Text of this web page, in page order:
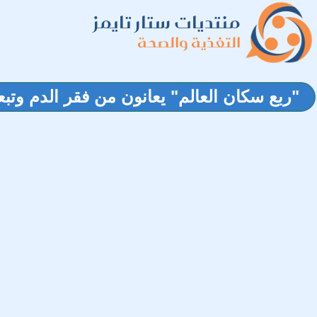
منتديات ستار تايمز
التغذية والصحة
"ربع سكان العالم" يعانون من فقر الدم